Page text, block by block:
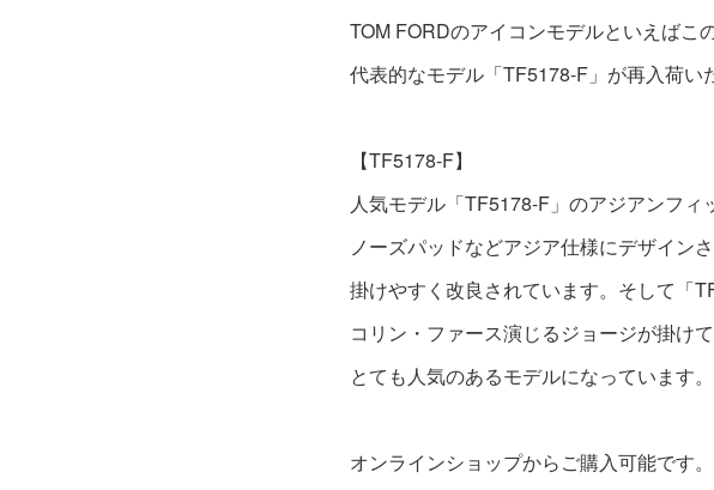
TOM FORDのアイコンモデルといえばこ
代表的なモデル「TF5178-F」が再入荷い
【TF5178-F】
人気モデル「TF5178-F」のアジアンフィ
ノーズパッドなどアジア仕様にデザイン
掛けやすく改良されています。そして「
コリン・ファース演じるジョージが掛けて
とても人気のあるモデルになっています。
オンラインショップからご購入可能です。